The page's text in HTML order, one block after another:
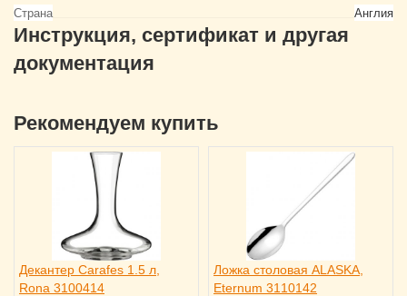
Страна
Англия
Инструкция, сертификат и другая
документация
Рекомендуем купить
Декантер Carafes 1.5 л,
Rona 3100414
Ложка столовая ALASKA,
Eternum 3110142